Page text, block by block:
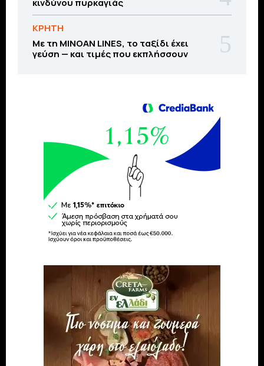
ΚΡΗΤΗ
Με τη MINOAN LINES, το ταξίδι έχει
γεύση — και τιμές που εκπλήσσουν